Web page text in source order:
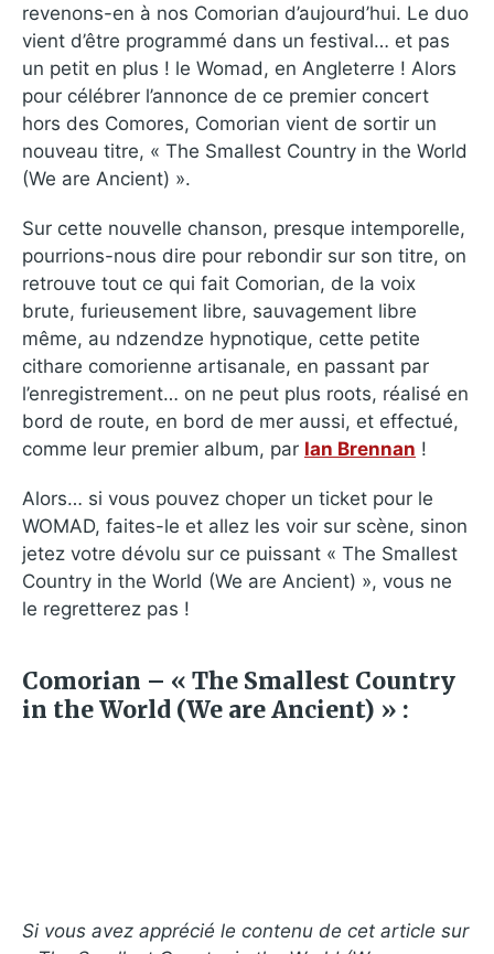
revenons-en à nos Comorian d’aujourd’hui. Le duo
vient d’être programmé dans un festival… et pas
un petit en plus ! le Womad, en Angleterre ! Alors
pour célébrer l’annonce de ce premier concert
hors des Comores, Comorian vient de sortir un
nouveau titre, « The Smallest Country in the World
(We are Ancient) ».
Sur cette nouvelle chanson, presque intemporelle,
pourrions-nous dire pour rebondir sur son titre, on
retrouve tout ce qui fait Comorian, de la voix
brute, furieusement libre, sauvagement libre
même, au ndzendze hypnotique, cette petite
cithare comorienne artisanale, en passant par
l’enregistrement… on ne peut plus roots, réalisé en
bord de route, en bord de mer aussi, et effectué,
comme leur premier album, par Ian Brennan !
Alors… si vous pouvez choper un ticket pour le
WOMAD, faites-le et allez les voir sur scène, sinon
jetez votre dévolu sur ce puissant « The Smallest
Country in the World (We are Ancient) », vous ne
le regretterez pas !
Comorian – « The Smallest Country
in the World (We are Ancient) » :
Si vous avez apprécié le contenu de cet article sur